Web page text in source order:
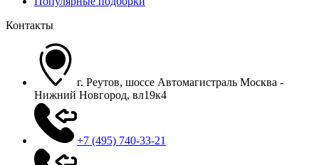
Контакты
г. Реутов, шоссе Автомагистраль Москва -
Нижний Новгород, вл19к4
+7 (495) 740-33-21